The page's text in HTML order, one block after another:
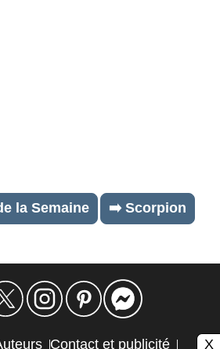
la Semaine ➡️ Scorpion
Contact et publicité X